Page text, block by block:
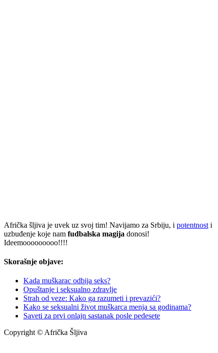
Afrička šljiva je uvek uz svoj tim! Navijamo za Srbiju, i potentnost i
uzbuđenje koje nam fudbalska magija donosi!
Ideemooooooooo!!!!
Skorašnje objave:
Kada muškarac odbija seks?
Opuštanje i seksualno zdravlje
Strah od veze: Kako ga razumeti i prevazići?
Kako se seksualni život muškarca menja sa godinama?
Saveti za prvi onlajn sastanak posle pedesete
Copyright © Afrička Šljiva